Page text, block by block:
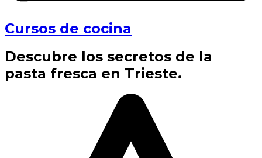
Cursos de cocina
Descubre los secretos de la
pasta fresca en Trieste.